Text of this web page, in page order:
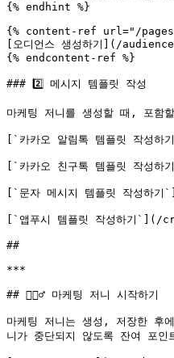
{% endhint %}
{% content-ref url="/
[오디언스 생성하기](/
{% endcontent-ref %}
### 2️⃣ 메시지 템플릿 작성
마케팅 저니를 생성할 때, 포함
[`카카오 알림톡 템플릿 작
[`카카오 친구톡 템플릿 작
[`문자 메시지 템플릿 작성하
[`앱푸시 템플릿 작성하기`](/
##
***
## 🏃🏻‍♂️ 마케팅 저니 시작하기
마케팅 저니는 생성, 저장한
니가 중단되지 않도록 잔여 포인